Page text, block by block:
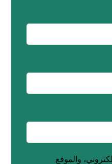
والموقع